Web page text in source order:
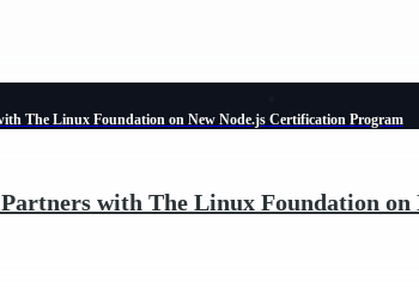
The Linux Foundation on New Node.js Certification Program
with The Linux Foundation